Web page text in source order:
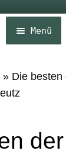
Menü
» Die besten